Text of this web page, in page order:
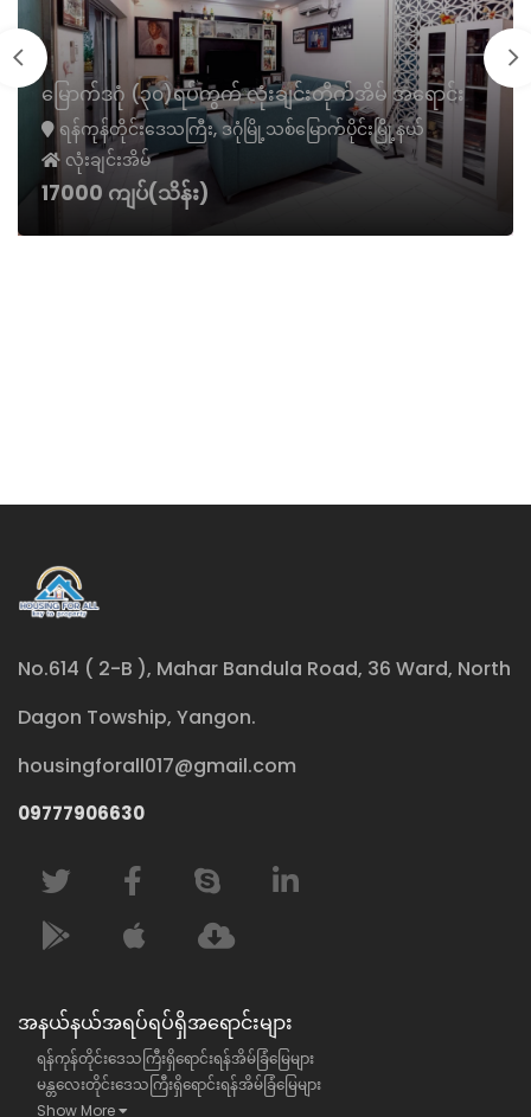
မြောက်ဒဂုံ (၃၀)ရပ်ကွက် လုံးချင်းတိုက်အိမ် အရောင်း
ရန်ကုန်တိုင်းဒေသကြီး, ဒဂုံမြို့သစ်မြောက်ပိုင်းမြို့နယ်
လုံးချင်းအိမ်
17000 ကျပ်(သိန်း)
No.614 ( 2-B ), Mahar Bandula Road, 36 Ward, North
Dagon Towship, Yangon.
housingforall017@gmail.com
09777906630
အနယ်နယ်အရပ်ရပ်ရှိအရောင်းများ
ရန်ကုန်တိုင်းဒေသကြီးရှိရောင်းရန်အိမ်ခြံမြေများ
မန္တလေးတိုင်းဒေသကြီးရှိရောင်းရန်အိမ်ခြံမြေများ
Show More